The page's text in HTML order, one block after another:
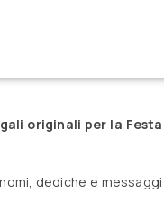
originali per la
dediche e messaggi